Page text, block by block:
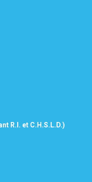
R.I. et C.H.S.L.D.)